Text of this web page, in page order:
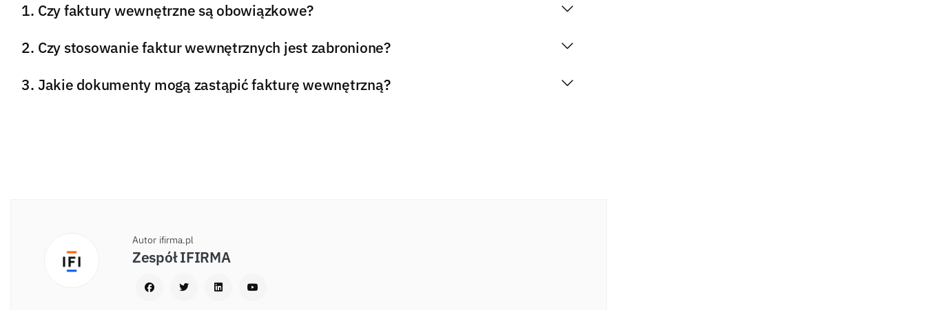
Czy faktury wewnętrzne są obowiązkowe?
Czy stosowanie faktur wewnętrznych jest zabronione?
Jakie dokumenty mogą zastąpić fakturę wewnętrzną?
Autor ifirma.pl
Zespół IFIRMA